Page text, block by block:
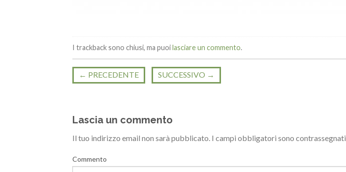
I trackback sono chiusi, ma puoilasciare un commento.
← PRECEDENTE SUCCESSIVO →
Lascia un commento
Il tuo indirizzo email non sarà pubblicato. I campi obbligatori sono contrassegnati
Commento